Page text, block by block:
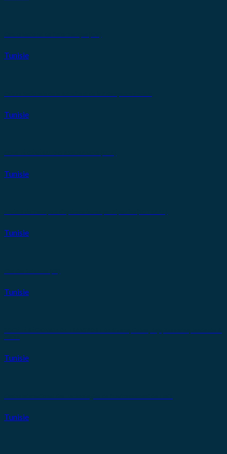
Tunisie
Tunisie
Tunisie
Tunisie
Tunisie
Tunisie
Tunisie